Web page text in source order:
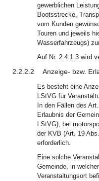
gewerblichen
Bootsstrecke,
vom Kunden
Touren und jeweils
Wasserfahrzeugs)
Auf Nr. 2.4.1.3 wird
2.2.2.2 Anzeige- bzw.
Es besteht eine
LStVG für
In den Fällen des
Erlaubnis der
LStVG), bei
der KVB (Art. 19
erforderlich.
Eine solche
Gemeinde, in
Veranstaltungsort